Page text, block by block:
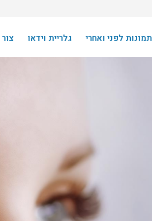
תמונות לפני ואחרי גלריית וידאו